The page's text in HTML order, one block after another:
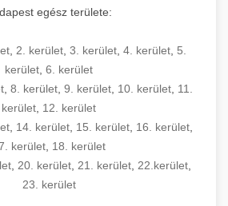
egész területe:
2. kerület 3. kerület 4. kerület 5.
kerület 6. kerület
, 8. kerület, 9. kerület, 10. kerület, 11.
kerület 12. kerület
14. kerület 15. kerület 16. kerület
kerület 18. kerület
20. kerület 21. kerület 22.kerület
23. kerület